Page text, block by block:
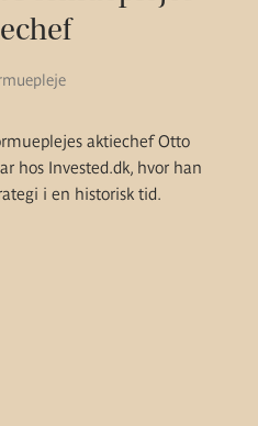
aktiechef Otto
hos Invested.dk, hvor han
i en historisk tid.